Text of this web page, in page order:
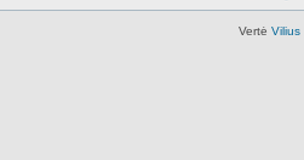
Vertė Vilius